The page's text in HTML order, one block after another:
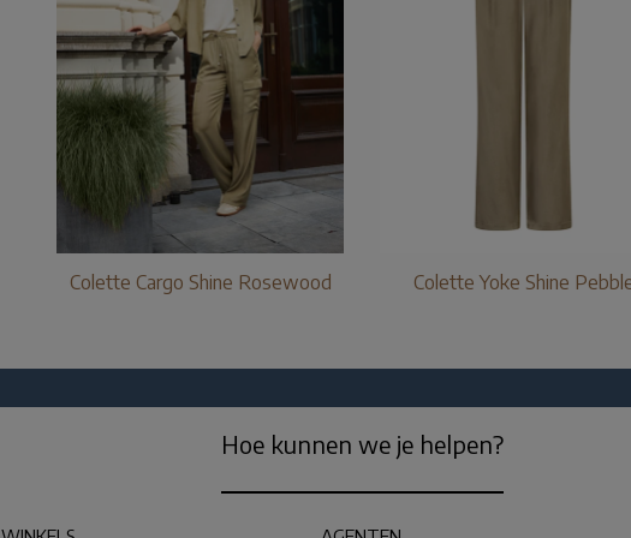
Colette Cargo Shine Rosewood Colette Yoke Shine
Hoe kunnen we je helpen?